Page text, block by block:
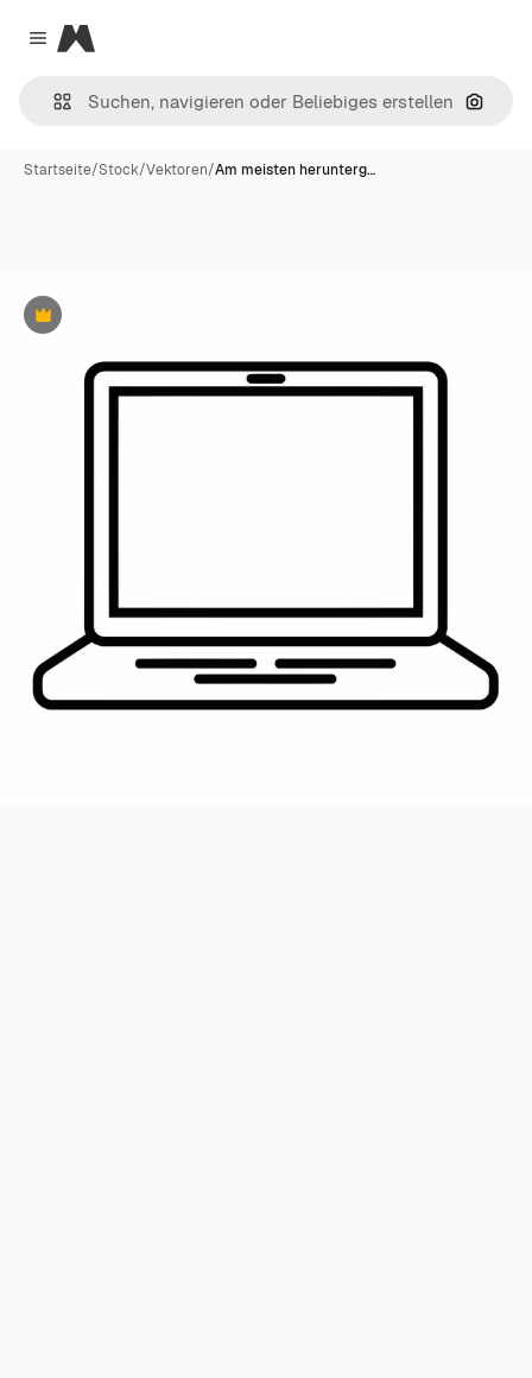
Close menu
Magnific
Nach
Startseite/Stock/Vektoren/Am meisten herunterg…
Premium